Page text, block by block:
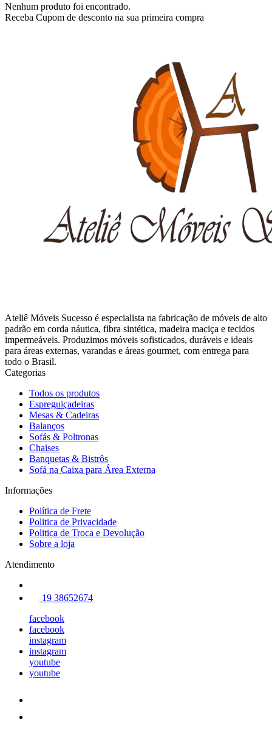
Nenhum produto foi encontrado.
Receba Cupom de desconto na sua primeira compra
Ateliê Móveis Sucesso é especialista na fabricação de móveis de alto
padrão em corda náutica, fibra sintética, madeira maciça e tecidos
impermeáveis. Produzimos móveis sofisticados, duráveis e ideais
para áreas externas, varandas e áreas gourmet, com entrega para
todo o Brasil.
Categorias
Todos os produtos
Espreguiçadeiras
Mesas & Cadeiras
Balanços
Sofás & Poltronas
Chaises
Banquetas & Bistrôs
Sofá na Caixa para Área Externa
Informações
Política de Frete
Politica de Privacidade
Politica de Troca e Devolução
Sobre a loja
Atendimento
19 38652674
facebook
facebook
instagram
instagram
youtube
youtube